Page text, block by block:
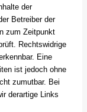
der
Betreiber der
zum Zeitpunkt
Rechtswidrige
Eine
ist jedoch ohne
zumutbar. Bei
derartige Links